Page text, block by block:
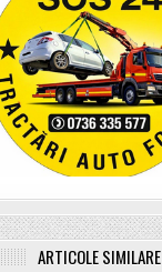
ARTICOLE SIMILARE